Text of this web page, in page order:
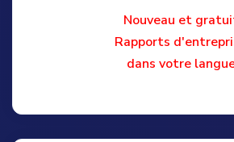
Nouveau et
Rapports
dans votre